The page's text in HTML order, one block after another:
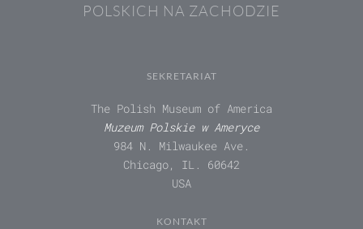
POLSKICH NA ZACHODZIE
SEKRETARIAT
The Polish Museum of America
Muzeum Polskie w Ameryce
984 N. Milwaukee Ave.
Chicago, IL. 60642
USA
KONTAKT